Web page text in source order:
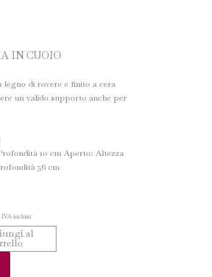
IN CUOIO
di rovere e finito a cera
un valido supporto anche per
10 cm Aperto: Altezza
56 cm
IVA inclusa
al